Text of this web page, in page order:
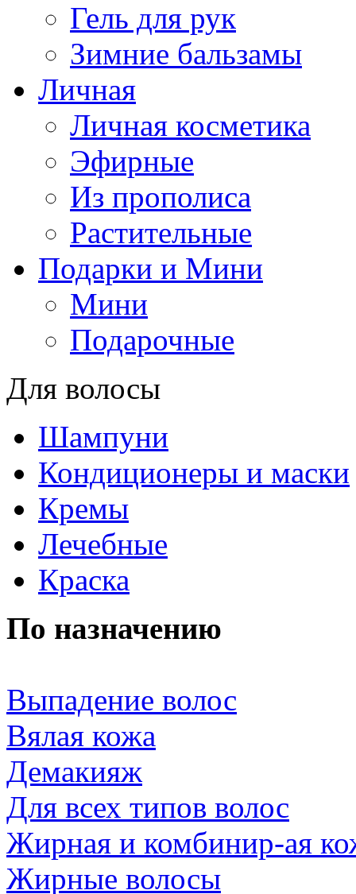
Гель для рук
Зимние бальзамы
Личная
Личная косметика
Эфирные
Из прополиса
Растительные
Подарки и Мини
Мини
Подарочные
Для волосы
Шампуни
Кондиционеры и маски
Кремы
Лечебные
Краска
По назначению
Выпадение волос
Вялая кожа
Демакияж
Для всех типов волос
Жирная и комбинир-ая
Жирные волосы